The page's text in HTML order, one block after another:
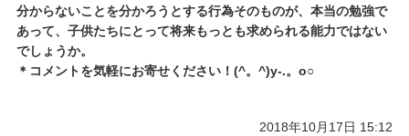
分からないことを分かろうとする行為そのものが、本当の勉強で
あって、子供たちにとって将来もっとも求められる能力ではない
でしょうか。
＊コメントを気軽にお寄せください！(^。^)y-.。o○
2018年10月17日 15:12